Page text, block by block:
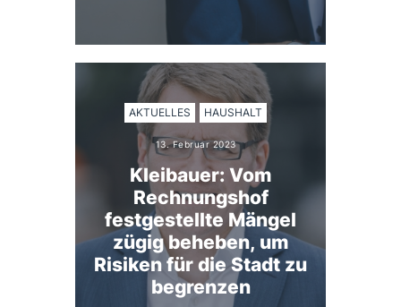
AKTUELLES HAUSHALT
13. Februar 2023
Kleibauer: Vom
Rechnungshof
festgestellte Mängel
zügig beheben, um
Risiken für die Stadt zu
begrenzen